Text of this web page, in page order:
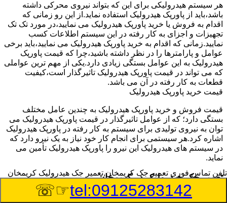
هر سیستم هیدرولیکی برای این که بتواند نیروی محرکی داشته
باشد،باید از پاورپک هیدرولیک استفاده نماید.از این رو زمانی که
اقدام به فروش یا خرید پاورپک هیدرولیک می نمایید،در مورد تک تک
تجهیزات و اجزای به کار رفته در این سیستم اطلاعات کسب
نمایید.زمانی که اقدام به خرید پاورپک هیدرولیک می نمایید،باید برخی
عوامل و پارامترها را در نظر داشته باشید،چرا که قیمت پاورپک
هیدرولیک به این عوامل بستگی زیادی دارد.یکی از مهم ترین عواملی
که می تواند در قیمت پاورپک هیدرولیک تاثیرگذار است،کیفیت
قطعات به کار رفته در آن می باشد.
قیمت خرید پاورپک هیدرولیک
قیمت فروش و خرید پاورپک هیدرولیک به چندین عامل مختلف
بستگی دارد؛ که از عوامل تاثیرگذار در قیمت پاورپک هیدرولیک می
توان به نیروی تولیدی برای سیستم به کار رفته در پاورپک هیدرولیک
اشاره کرد.هر سیستمی برای انجام کار خود نیاز به یک نیرو دارد که
در سیستم های هیدرولیک این نیرو را پاورپک هیدرولیک تأمین می
نماید.
تعمیر جک هیدرولیک در کریمخان
وسیله‎ای که با عملکرد خود موجب بلند شدن اهرم و یا وزن سنگین
تلفن تماس فوری تعمیر جک کریمخان,تعمیر جک هیدرولیک کریمخان
tel:09125283142
☞☏